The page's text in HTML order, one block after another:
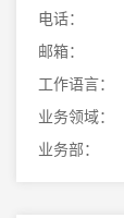
电话：
邮箱：
工作语言：
业务领域：
业务部：